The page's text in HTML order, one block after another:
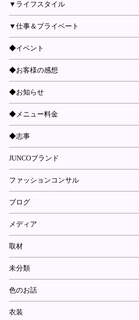
▼ライフスタイル
▼仕事＆プライベート
◆イベント
◆お客様の感想
◆お知らせ
◆メニュー料金
◆志事
JUNCOブランド
ファッションコンサル
ブログ
メディア
取材
未分類
色のお話
衣装